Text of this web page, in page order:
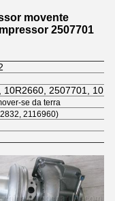
movente
2507701
10R2660, 2507701,
se da terra
2116960)